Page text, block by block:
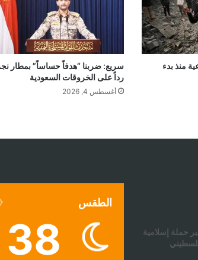
منذ بدء
سريع: ضربنا “هدفاً حساساً” بمطار
رداً على الخروقات السعودية
أغسطس 4, 2026
حملة إسلامية
الطقس
38